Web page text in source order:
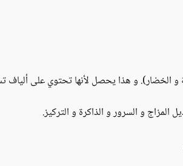
الخضار). و هذا يحصل لأنها تحتوي على ألياف
و السرور و الذاكرة و التركيز.